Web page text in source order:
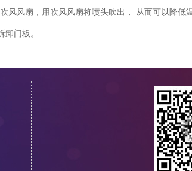
风扇，用吹风风扇将喷头吹出， 从而可以降
门板。